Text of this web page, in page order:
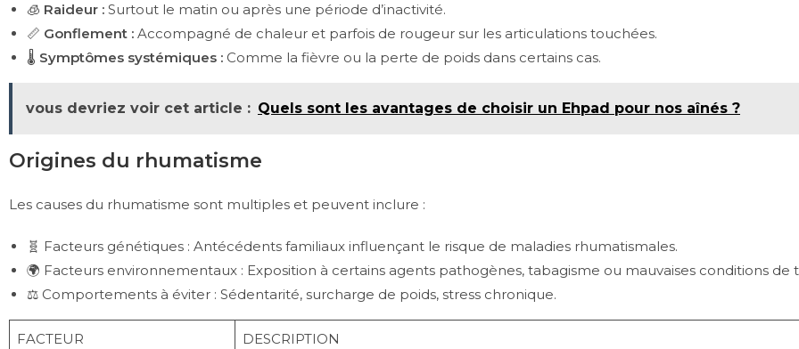
🧊 Raideur : Surtout le matin ou après une période d’inactivité.
📏 Gonflement : Accompagné de chaleur et parfois de rougeur sur les articulations touchées.
🌡️ Symptômes systémiques : Comme la fièvre ou la perte de poids dans certains cas.
vous devriez voir cet article : Quels sont les avantages de choisir un Ehpad pour nos aînés ?
Origines du rhumatisme
Les causes du rhumatisme sont multiples et peuvent inclure :
🧬 Facteurs génétiques : Antécédents familiaux influençant le risque de maladies rhumatismales.
🌍 Facteurs environnementaux : Exposition à certains agents pathogènes, tabagisme ou mauvaises conditions de
⚖️ Comportements à éviter : Sédentarité, surcharge de poids, stress chronique.
FACTEUR DESCRIPTION